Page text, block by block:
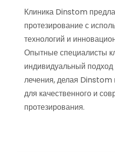
Клиника Dinstom
протезирование с
технологий и
Опытные специалисты
индивидуальный
лечения, делая
для качественного и
протезирования.